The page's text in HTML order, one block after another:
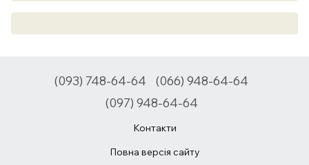
(093) 748-64-64
(066) 948-64-64
(097) 948-64-64
Контакти
Повна версія сайту